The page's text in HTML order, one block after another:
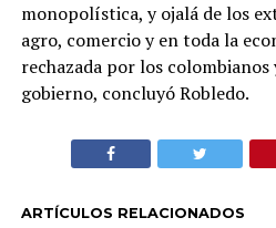
monopolística, y ojalá de los
agro, comercio y en toda la
rechazada por los
gobierno, concluyó Robledo.
ARTÍCULOS RELACIONADOS